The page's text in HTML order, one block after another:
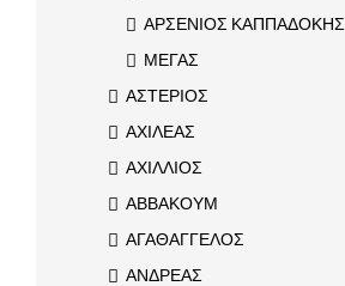
ΑΡΣΕΝΙΟΣ ΚΑΠΠΑΔΟΚΗΣ
ΜΕΓΑΣ
ΑΣΤΕΡΙΟΣ
ΑΧΙΛΕΑΣ
ΑΧΙΛΛΙΟΣ
ΑΒΒΑΚΟΥΜ
ΑΓΑΘΑΓΓΕΛΟΣ
ΑΝΔΡΕΑΣ